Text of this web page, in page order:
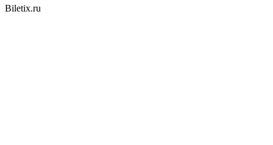
Biletix.ru